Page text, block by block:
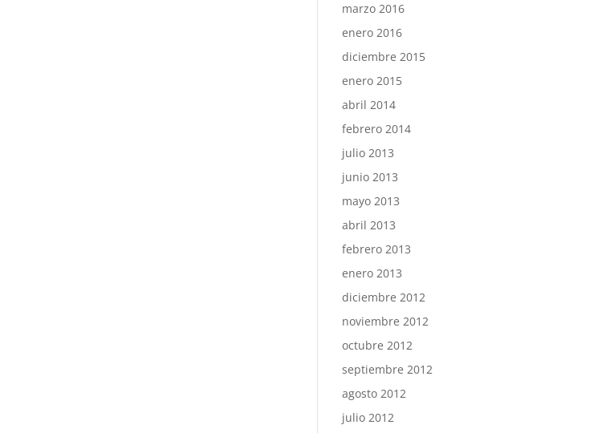
marzo 2016
enero 2016
diciembre 2015
enero 2015
abril 2014
febrero 2014
julio 2013
junio 2013
mayo 2013
abril 2013
febrero 2013
enero 2013
diciembre 2012
noviembre 2012
octubre 2012
septiembre 2012
agosto 2012
julio 2012